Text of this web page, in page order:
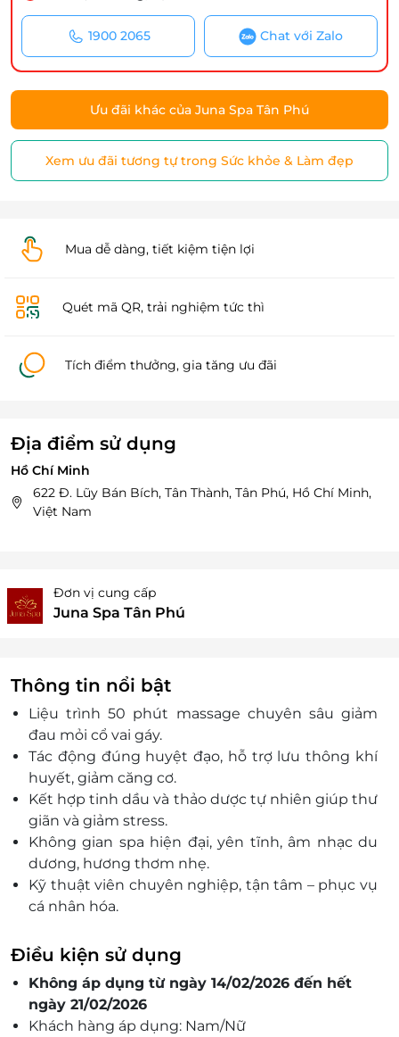
1900 2065 Chat với Zalo
Ưu đãi khác của Juna Spa Tân Phú
Xem ưu đãi tương tự trong Sức khỏe & Làm đẹp
Mua dễ dàng, tiết kiệm tiện lợi
Quét mã QR, trải nghiệm tức thì
Tích điểm thưởng, gia tăng ưu đãi
Địa điểm sử dụng
Hồ Chí Minh
622 Đ. Lũy Bán Bích, Tân Thành, Tân Phú, Hồ Chí Minh,
Việt Nam
Đơn vị cung cấp
Juna Spa Tân Phú
Thông tin nổi bật
Liệu trình 50 phút massage chuyên sâu giảm
đau mỏi cổ vai gáy.
Tác động đúng huyệt đạo, hỗ trợ lưu thông khí
huyết, giảm căng cơ.
Kết hợp tinh dầu và thảo dược tự nhiên giúp thư
giãn và giảm stress.
Không gian spa hiện đại, yên tĩnh, âm nhạc du
dương, hương thơm nhẹ.
Kỹ thuật viên chuyên nghiệp, tận tâm – phục vụ
cá nhân hóa.
voucher giảm giá độc quyền.
Trải nghiệm trị liệu – thư giãn thật – giá ưu đãi
thật!
Điều kiện sử dụng
Không áp dụng từ ngày 14/02/2026 đến hết
ngày 21/02/2026
Khách hàng áp dụng: Nam/Nữ